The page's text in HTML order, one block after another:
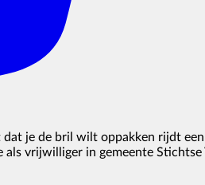
je de bril wilt oppakken rijdt
vrijwilliger in gemeente Stichtse